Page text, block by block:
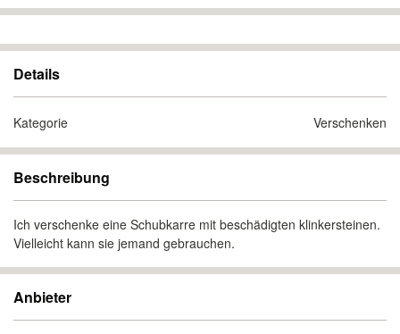
Details
Kategorie Verschenken
Beschreibung
Ich verschenke eine Schubkarre mit beschädigten klinkersteinen.
Vielleicht kann sie jemand gebrauchen.
Anbieter